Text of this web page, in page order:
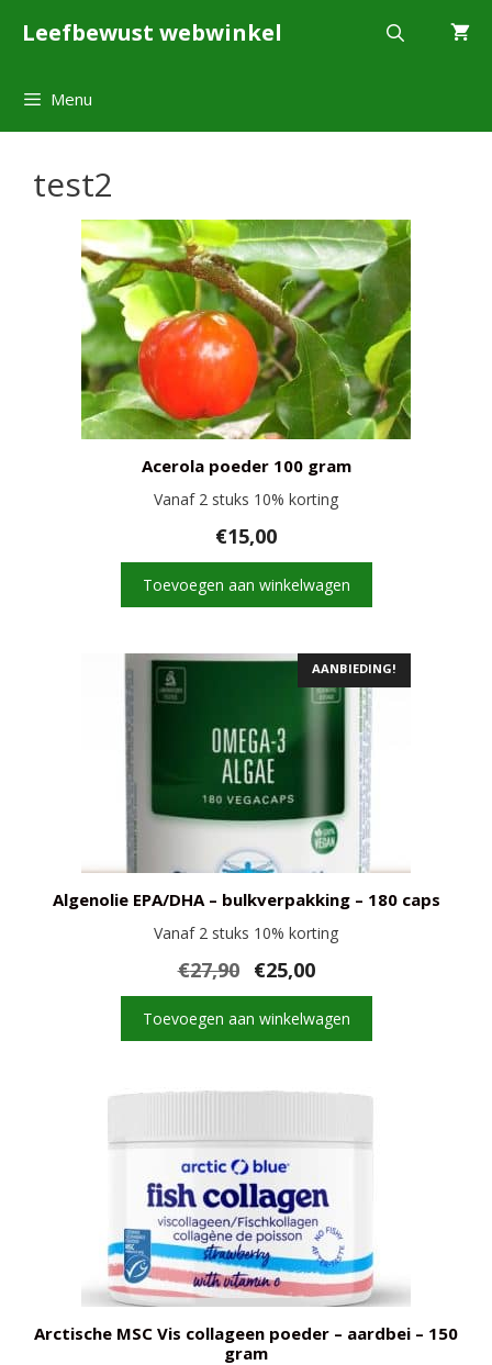
naarLeefbewust webwinkel
Menu
test2
Acerola poeder 100 gram
Vanaf 2 stuks 10% korting
€15,00
Toevoegen aan winkelwagen
AANBIEDING!
Algenolie EPA/DHA – bulkverpakking – 180 caps
Vanaf 2 stuks 10% korting
€27,90
Oorspronkelijke
prijs
€27,90.
€25,00Huidige
€25,00.
Toevoegen aan winkelwagen
Arctische MSC Vis collageen poeder – aardbei – 150
gram